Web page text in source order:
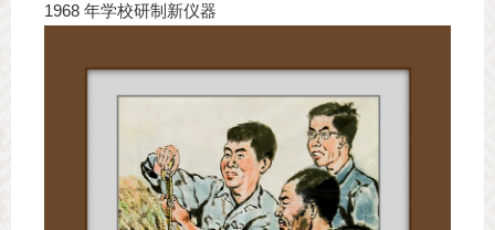
1968 年学校研制新仪器